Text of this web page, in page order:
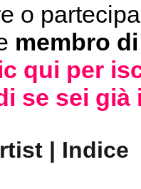
o
membro
qui per
se sei già
| Indice